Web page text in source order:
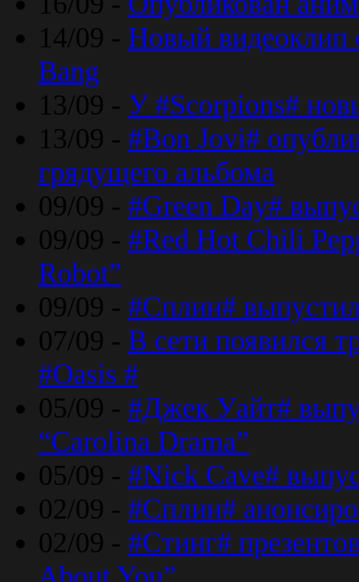
14/09 - Новый видеоклип
Bang
13/09 - У #Scorpions#
13/09 - #Bon Jovi#
грядущего альбома
09/09 - #Green Day#
09/09 - #Red Hot Chili
Robot”
09/09 - #Сплин#
07/09 - В сети появился
#Oasis #
05/09 - #Джек Уайт#
“Carolina Drama”
05/09 - #Nick Cave#
02/09 - #Сплин#
02/09 - #Стинг#